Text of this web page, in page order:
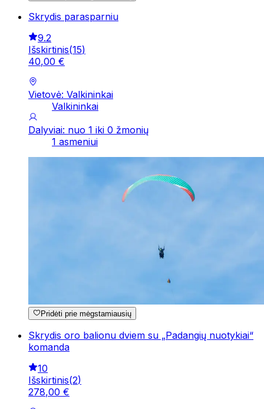
Skrydis parasparniu
9.2
Išskirtinis(15)
40,00 €
Vietovė: Valkininkai
Valkininkai
Dalyviai: nuo 1 iki 0 žmonių
1 asmeniui
Pridėti prie mėgstamiausių
Skrydis oro balionu dviem su „Padangių nuotykiai“
komanda
10
Išskirtinis(2)
278,00 €